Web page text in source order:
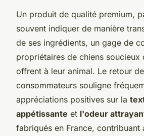
Un produit de qualité premium,
souvent indiquer de manière
de ses ingrédients, un gage de
propriétaires de chiens soucieux
offrent à leur animal. Le retour
consommateurs souligne
appréciations positives sur la
appétissante et l'odeur
fabriqués en France, contribuant